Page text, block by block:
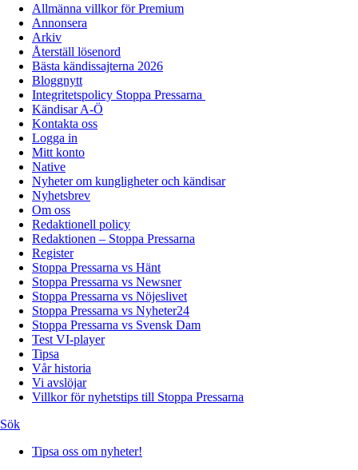
Allmänna villkor för Premium
Annonsera
Arkiv
Återställ lösenord
Bästa kändissajterna 2026
Bloggnytt
Integritetspolicy Stoppa Pressarna
Kändisar A-Ö
Kontakta oss
Logga in
Mitt konto
Native
Nyheter om kungligheter och kändisar
Nyhetsbrev
Om oss
Redaktionell policy
Redaktionen – Stoppa Pressarna
Register
Stoppa Pressarna vs Hänt
Stoppa Pressarna vs Newsner
Stoppa Pressarna vs Nöjeslivet
Stoppa Pressarna vs Nyheter24
Stoppa Pressarna vs Svensk Dam
Test VI-player
Tipsa
Vår historia
Vi avslöjar
Villkor för nyhetstips till Stoppa Pressarna
Sök
Tipsa oss om nyheter!